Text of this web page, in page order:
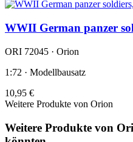
WWII German panzer
ORI 72045 · Orion
1:72 · Modellbausatz
10,95 €
Weitere Produkte von Orion
Weitere Produkte von